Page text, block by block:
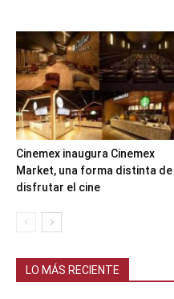
Cinemex inaugura Cinemex
Market, una forma distinta de
disfrutar el cine
LO MÁS RECIENTE